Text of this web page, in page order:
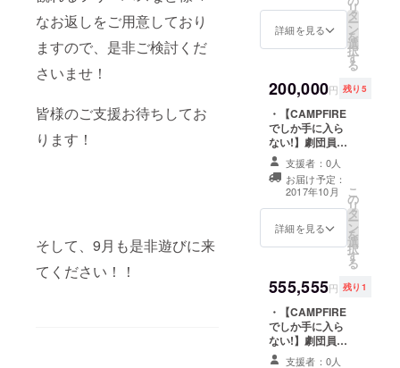
なお返しをご用意しており
ますので、是非ご検討くだ
さいませ！
皆様のご支援お待ちしてお
ります！
そして、9月も是非遊びに来
てください！！
東京ジャンクZと
楽しむ!お食事会
にご招待! ・畑田
・劇団初の試み!
公演年間パス
ポート!!
スペシャルサン
クスとしてお名
Ｚ ライブ
ショー’17夏」ド
キュメント
DVD！ ・ジャン
クＺのコアな
ファン垂涎！今
回限りの発行！
大盛況新聞！ ・
劇団Ｔシャツ ・
東京ジャンクZと
楽しむ!お食事会
にご招待! ・畑田
・劇団初の試み!
公演年間パス
ポート!! ・劇団
員の特別なおも
てなし!フルコー
詳細を見る
リ
タ
ー
ン
を
選
択
す
る
200,000円 残り5
・【CAMPFIRE
でしか手に入ら
ない!】劇団員５
名それぞれのサ
イン入り・非売
品ブロマイド ・
ホームページに
スペシャルサン
クスとしてお名
Ｚ ライブ
ショー’17夏」ド
キュメント
DVD！ ・ジャン
クＺのコアな
ファン垂涎！今
支援者：0人
お届け予定：
2017年10月
詳細を見る
こ
の
リ
タ
ー
ン
を
選
択
す
る
555,555円 残り1
・【CAMPFIRE
でしか手に入ら
ない!】劇団員５
名それぞれのサ
支援者：0人